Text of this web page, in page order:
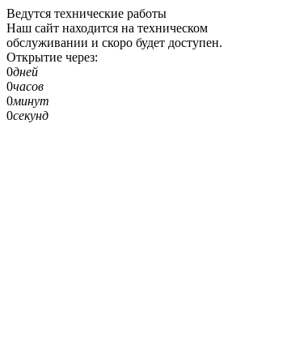
Ведутся технические работы
Наш сайт находится на техническом
обслуживании и скоро будет доступен.
Открытие через:
0дней
0часов
0минут
0секунд